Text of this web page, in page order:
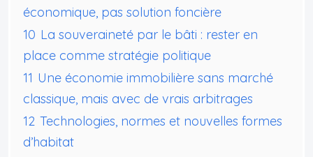
économique, pas solution foncière
10 La souveraineté par le bâti : rester en
place comme stratégie politique
11 Une économie immobilière sans marché
classique, mais avec de vrais arbitrages
12 Technologies, normes et nouvelles formes
d’habitat